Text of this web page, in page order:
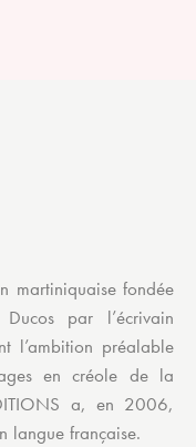
martiniquaise fondée
par l’écrivain
l’ambition préalable
en créole de la
a, en 2006,
langue française.